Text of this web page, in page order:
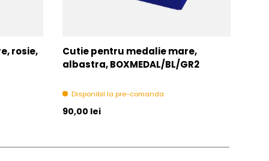
rosie,
Cutie pentru medalie mare,
albastra, BOXMEDAL/BL/GR2
Disponibil la pre-comanda
Pret initial
90,00 lei